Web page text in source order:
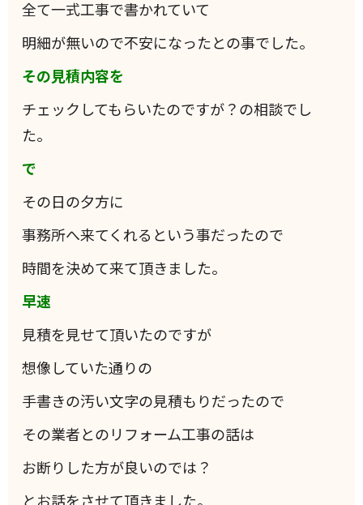
全て一式工事で書かれていて
明細が無いので不安になったとの事でした。
その見積内容を
チェックしてもらいたのですが？の相談でし
た。
で
その日の夕方に
事務所へ来てくれるという事だったので
時間を決めて来て頂きました。
早速
見積を見せて頂いたのですが
想像していた通りの
手書きの汚い文字の見積もりだったので
その業者とのリフォーム工事の話は
お断りした方が良いのでは？
とお話をさせて頂きました。